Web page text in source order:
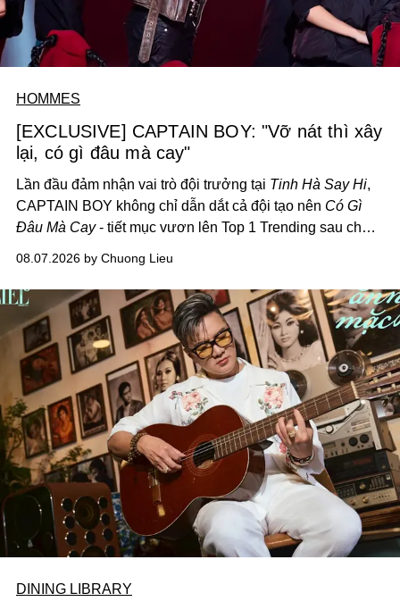
HOMMES
[EXCLUSIVE] CAPTAIN BOY: "Vỡ nát thì xây
lại, có gì đâu mà cay"
Lần đầu đảm nhận vai trò đội trưởng tại Tinh Hà Say Hi,
CAPTAIN BOY không chỉ dẫn dắt cả đội tạo nên Có Gì
Đâu Mà Cay- tiết mục vươn lên Top 1 Trending sau chưa
để lắng nghe, kết nối và tin tưởng đồng đội. Với nam
nghệ sĩ, đó cũng là bước chuyển quan trọng trên hành
trình trở thành một producer thực thụ.
08.07.2026 by Chuong Lieu
DINING LIBRARY